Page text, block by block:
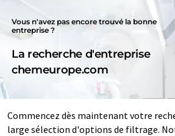
Vous n'avez pas encore trouvé la bonne
entreprise ?
La recherche d'entreprise
chemeurope.com
Commencez dès maintenant votre
large sélection d'options de filtrage.